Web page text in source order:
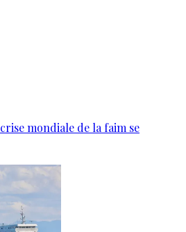
mondiale de la faim se